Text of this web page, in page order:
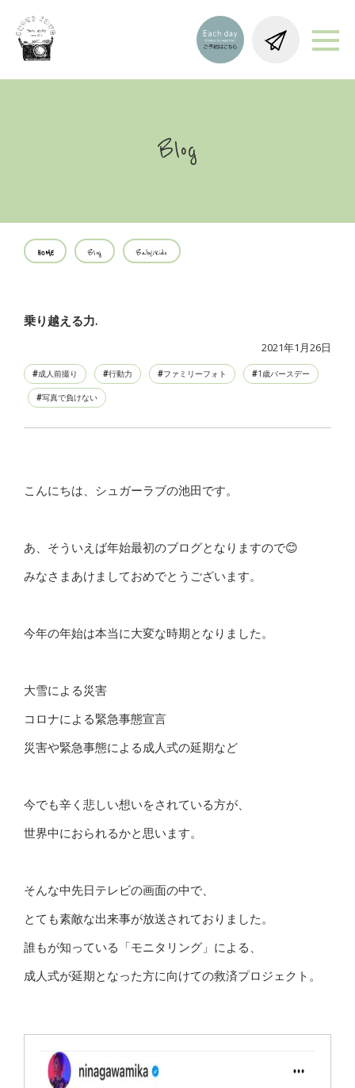
Blog
HOME Blog Baby/Kids
乗り越える力.
2021年1月26日
成人前撮り 行動力 ファミリーフォト 1歳バースデー
写真で負けない
こんにちは、シュガーラブの池田です。
あ、そういえば年始最初のブログとなりますので😊
みなさまあけましておめでとうございます。
今年の年始は本当に大変な時期となりました。
大雪による災害
コロナによる緊急事態宣言
災害や緊急事態による成人式の延期など
今でも辛く悲しい想いをされている方が、
世界中におられるかと思います。
そんな中先日テレビの画面の中で、
とても素敵な出来事が放送されておりました。
誰もが知っている「モニタリング」による、
成人式が延期となった方に向けての救済プロジェクト。